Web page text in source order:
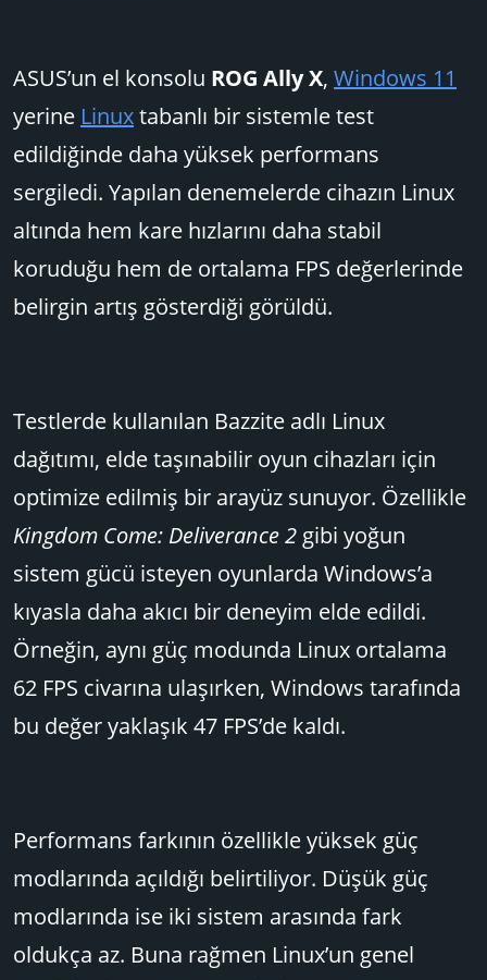
ASUS’un el konsolu ROG Ally X, Windows 11
yerine Linuxtabanlı bir sistemle test
edildiğinde daha yüksek performans
sergiledi. Yapılan denemelerde cihazın Linux
altında hem kare hızlarını daha stabil
koruduğu hem de ortalama FPS değerlerinde
belirgin artış gösterdiği görüldü.
Testlerde kullanılan Bazzite adlı Linux
dağıtımı, elde taşınabilir oyun cihazları için
optimize edilmiş bir arayüz sunuyor. Özellikle
Kingdom Come: Deliverance 2 gibi yoğun
sistem gücü isteyen oyunlarda Windows’a
kıyasla daha akıcı bir deneyim elde edildi.
Örneğin, aynı güç modunda Linux ortalama
62 FPS civarına ulaşırken, Windows tarafında
bu değer yaklaşık 47 FPS’de kaldı.
Performans farkının özellikle yüksek güç
modlarında açıldığı belirtiliyor. Düşük güç
modlarında ise iki sistem arasında fark
oldukça az. Buna rağmen Linux’un genel